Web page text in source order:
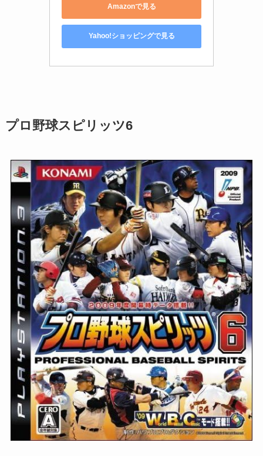
Amazonで見る
Yahoo!ショッピングで見る
プロ野球スピリッツ6